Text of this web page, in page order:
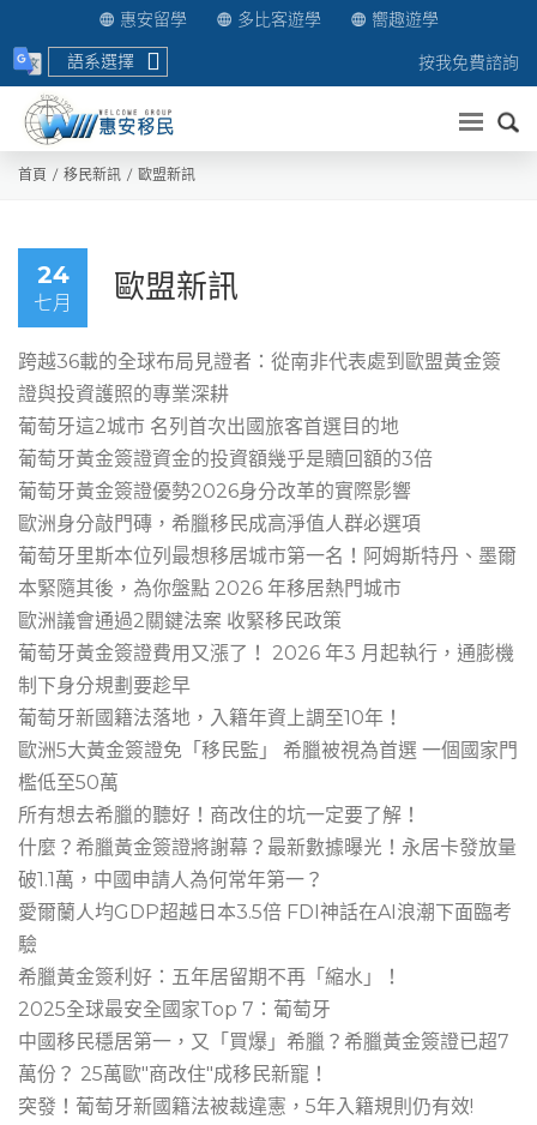
惠安留學 多比客遊學
嚮趣遊學
語系選擇
按我免費諮詢
送出
首頁 移民新訊 歐盟新訊
24
七月 歐盟新訊
跨越36載的全球布局見證者：從南非代表處到歐盟黃金簽
證與投資護照的專業深耕
葡萄牙這2城市 名列首次出國旅客首選目的地
葡萄牙黃金簽證資金的投資額幾乎是贖回額的3倍
葡萄牙黃金簽證優勢2026身分改革的實際影響
歐洲身分敲門磚，希臘移民成高淨值人群必選項
葡萄牙里斯本位列最想移居城市第一名！阿姆斯特丹、墨爾
本緊隨其後，為你盤點 2026 年移居熱門城市
歐洲議會通過2關鍵法案 收緊移民政策
葡萄牙黃金簽證費用又漲了！ 2026 年3 月起執行，通膨機
制下身分規劃要趁早
葡萄牙新國籍法落地，入籍年資上調至10年！
歐洲5大黃金簽證免「移民監」 希臘被視為首選 一個國家門
檻低至50萬
所有想去希臘的聽好！商改住的坑一定要了解！
什麼？希臘黃金簽證將謝幕？最新數據曝光！永居卡發放量
破1.1萬，中國申請人為何常年第一？
愛爾蘭人均GDP超越日本3.5倍 FDI神話在AI浪潮下面臨考
驗
希臘黃金簽利好：五年居留期不再「縮水」！
2025全球最安全國家Top 7：葡萄牙
中國移民穩居第一，又「買爆」希臘？希臘黃金簽證已超7
萬份？ 25萬歐"商改住"成移民新寵！
突發！葡萄牙新國籍法被裁違憲，5年入籍規則仍有效!